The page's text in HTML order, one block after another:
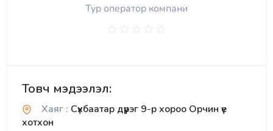
Тур оператор компани
Товч мэдээлэл:
Хаяг : Сүхбаатар дүүрэг 9-р хороо Орчин үе
хотхон